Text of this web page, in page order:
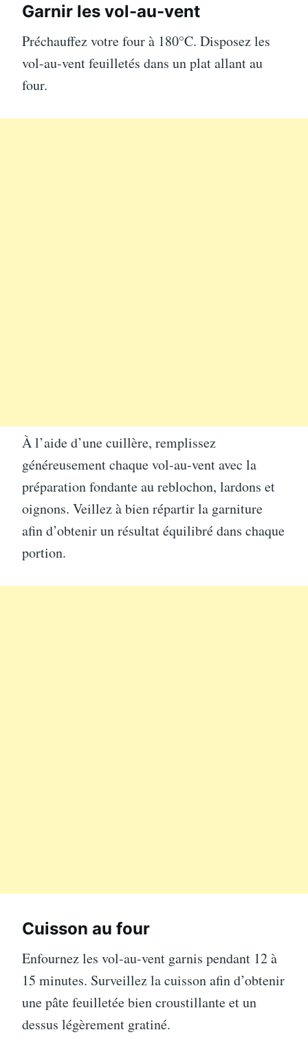
Garnir les vol-au-vent
Préchauffez votre four à 180°C. Disposez les
vol-au-vent feuilletés dans un plat allant au
four.
À l’aide d’une cuillère, remplissez
généreusement chaque vol-au-vent avec la
préparation fondante au reblochon, lardons et
oignons. Veillez à bien répartir la garniture
afin d’obtenir un résultat équilibré dans chaque
portion.
Cuisson au four
Enfournez les vol-au-vent garnis pendant 12 à
15 minutes. Surveillez la cuisson afin d’obtenir
une pâte feuilletée bien croustillante et un
dessus légèrement gratiné.